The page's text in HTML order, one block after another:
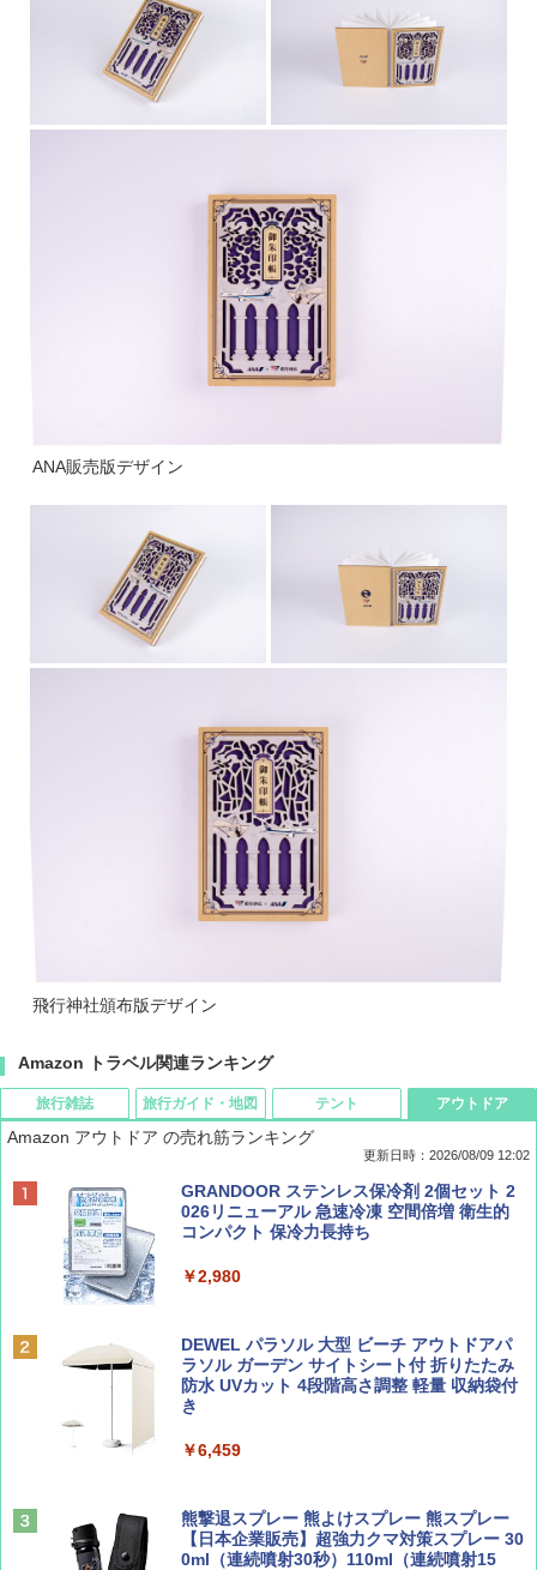
ANA販売版デザイン
飛行神社頒布版デザイン
Amazon トラベル関連ランキング
旅行雑誌
BE-PAL(ビ-パル) 2026年 9 月号【特別付録:
SOTO ミニマル"旅"財布 ランダム2種】
ディズニーファン ２０２６年 ９月号 [雑
誌] (ＤＩＳＮＥＹ ＦＡＮ)
￥713
￥1,540
旅行ガイド・地図
地球の歩き方 スター・ウォーズ
￥2,695
D40 地球の歩き方 チェンマイ タイ北部の魅
力的な町 2026～2027 地球の歩き方D アジア
￥2,079
球の歩き方A ヨーロッパ
￥2,479
テント
[キャンパーズコレクション 山善] ポップアッ
プテント 傘みたいに広げて畳める パッとサ
ッとサンシェード キューブ フルクローズ メ
&ハイキング カーキ PATC-150(KH)
PYKES PEAK (パイクスピーク) 着替えテン
ト プライバシー テント 【中が透けない】 1
ーチ ピクニック ポップアップテント 携帯 簡
￥4,980
アウトドア
Amazon アウトドア の売れ筋ランキング
更新日時：2026/08/09 12:02
GRANDOOR ステンレス保冷剤 2個セット 2
026リニューアル 急速冷凍 空間倍増 衛生的
コンパクト 保冷力長持ち
￥2,980
DEWEL パラソル 大型 ビーチ アウトドアパ
ラソル ガーデン サイトシート付 折りたたみ
防水 UVカット 4段階高さ調整 軽量 収納袋付
き
￥6,459
熊撃退スプレー 熊よけスプレー 熊スプレー
【日本企業販売】超強力クマ対策スプレー 30
0ml（連続噴射30秒）110ml（連続噴射15